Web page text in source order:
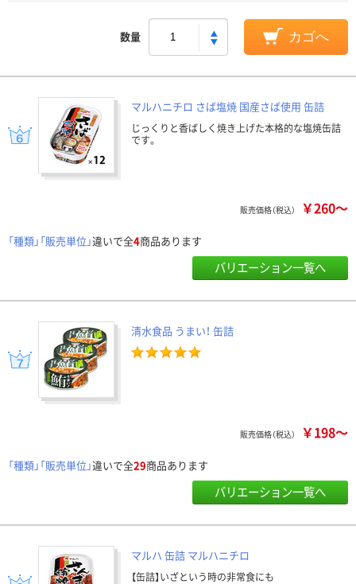
数量 カゴへ
マルハニチロ さば塩焼 国産さば使用 缶詰
じっくりと香ばしく焼き上げた本格的な塩焼缶詰
です。
販売価格（税込） ￥260～
「種類」「販売単位」違いで全4商品あります
バリエーション一覧へ
清水食品 うまい！ 缶詰
販売価格（税込） ￥198～
「種類」「販売単位」違いで全29商品あります
バリエーション一覧へ
マルハ 缶詰 マルハニチロ
【缶詰】いざという時の非常食にも